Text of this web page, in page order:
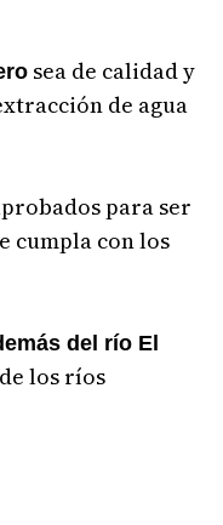
sea de calidad y
de agua
para ser
cumpla con los
del río El
los ríos